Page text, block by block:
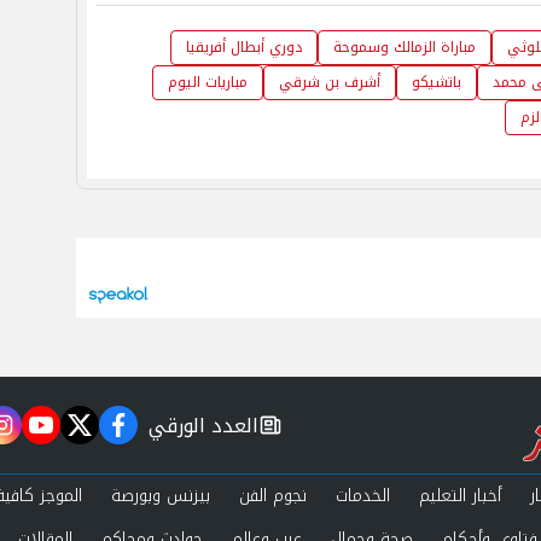
مباراة الزمالك وسموحة
دوري أبطال أفريقيا
محمد باتشيكو أشرف بن شرقي
مباريات اليوم
newspaper
العدد الورقي facebook
twitter
أخبار التعليم الخدمات نجوم الفن بيزنس وبورصة
الموجز